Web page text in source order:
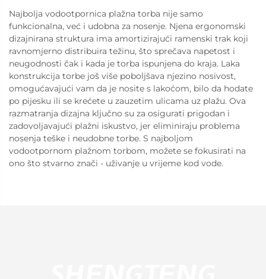
Najbolja vodootpornica plažna torba nije samo
funkcionalna, već i udobna za nosenje. Njena ergonomski
dizajnirana struktura ima amortizirajući ramenski trak koji
ravnomjerno distribuira težinu, što sprečava napetost i
neugodnosti čak i kada je torba ispunjena do kraja. Laka
konstrukcija torbe još više poboljšava njezino nosivost,
omogućavajući vam da je nosite s lakoćom, bilo da hodate
po pijesku ili se krećete u zauzetim ulicama uz plažu. Ova
razmatranja dizajna ključno su za osigurati prigodan i
zadovoljavajući plažni iskustvo, jer eliminiraju problema
nosenja teške i neudobne torbe. S najboljom
vodootpornom plažnom torbom, možete se fokusirati na
ono što stvarno znači - uživanje u vrijeme kod vode.